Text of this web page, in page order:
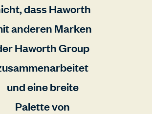
dass Haworth
anderen Marken
Haworth Group
und eine breite
Palette von